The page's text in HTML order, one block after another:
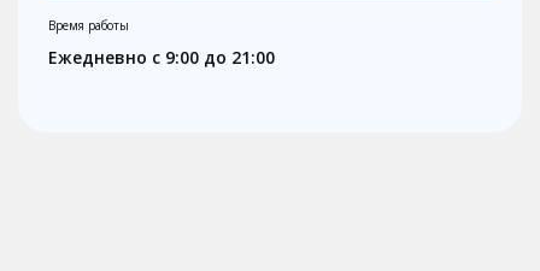
Время работы
Ежедневно с 9:00 до 21:00